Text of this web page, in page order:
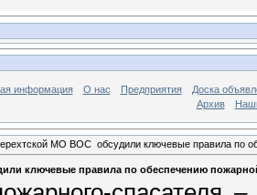
информация О нас Предприятия
Доска
Архив
МО ВОС обсудили ключевые правила по
ключевые правила по обеспечению